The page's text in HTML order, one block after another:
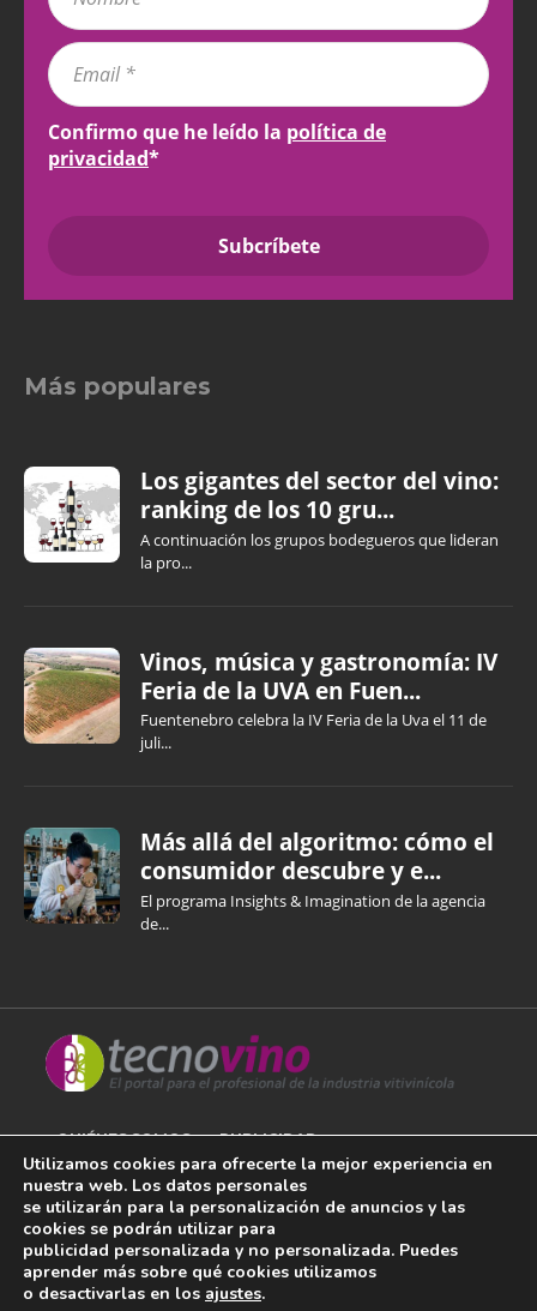
Confirmo que he leído la política de
privacidad*
Más populares
Los gigantes del sector del vino:
ranking de los 10 gru...
A continuación los grupos bodegueros que lideran
la pro...
Vinos, música y gastronomía: IV
Feria de la UVA en Fuen...
Fuentenebro celebra la IV Feria de la Uva el 11 de
juli...
Más allá del algoritmo: cómo el
consumidor descubre y e...
El programa Insights & Imagination de la agencia
de...
QUIÉNES SOMOS PUBLICIDAD
AVISO LEGAL
POLÍTICA DE COOKIES
POLÍTICA DE PRIVACIDAD
Utilizamos cookies para ofrecerte la mejor experiencia en
nuestra web. Los datos personales
se utilizarán para la personalización de anuncios y las
cookies se podrán utilizar para
publicidad personalizada y no personalizada. Puedes
aprender más sobre qué cookies utilizamos
o desactivarlas en los ajustes.